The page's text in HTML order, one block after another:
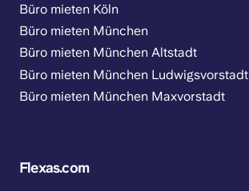
Büro mieten Köln
Büro mieten München
Büro mieten München Altstadt
Büro mieten München Ludwigsvorstadt
Büro mieten München Maxvorstadt
Flexas.com